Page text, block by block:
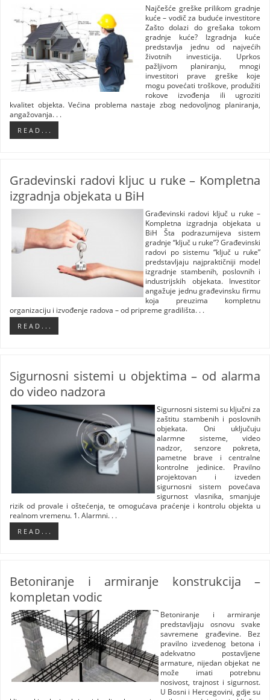
Najčešće greške prilikom gradnje
kuće – vodič za buduće investitore
Zašto dolazi do grešaka tokom
gradnje kuće? Izgradnja kuće
predstavlja jednu od najvećih
životnih investicija. Uprkos
pažljivom planiranju, mnogi
investitori prave greške koje
mogu povećati troškove, produžiti
rokove izvođenja ili ugroziti
kvalitet objekta. Većina problema nastaje zbog nedovoljnog planiranja,
angažovanja. . .
R E A D . . .
Gradevinski radovi kljuc u ruke – Kompletna
izgradnja objekata u BiH
Građevinski radovi ključ u ruke –
Kompletna izgradnja objekata u
BiH Šta podrazumijeva sistem
gradnje “ključ u ruke”? Građevinski
radovi po sistemu “ključ u ruke”
predstavljaju najpraktičniji model
izgradnje stambenih, poslovnih i
industrijskih objekata. Investitor
angažuje jednu građevinsku firmu
koja preuzima kompletnu
organizaciju i izvođenje radova – od pripreme gradilišta. . .
R E A D . . .
Sigurnosni sistemi u objektima – od alarma
do video nadzora
Sigurnosni sistemi su ključni za
zaštitu stambenih i poslovnih
objekata. Oni uključuju
alarmne sisteme, video
nadzor, senzore pokreta,
pametne brave i centralne
kontrolne jedinice. Pravilno
projektovan i izveden
sigurnosni sistem povećava
sigurnost vlasnika, smanjuje
rizik od provale i oštećenja, te omogućava praćenje i kontrolu objekta u
realnom vremenu. 1. Alarmni. . .
R E A D . . .
Betoniranje i armiranje konstrukcija –
kompletan vodic
Betoniranje i armiranje
predstavljaju osnovu svake
savremene građevine. Bez
pravilno izvedenog betona i
adekvatno postavljene
armature, nijedan objekat ne
može imati potrebnu
nosivost, trajnost i sigurnost.
U Bosni i Hercegovini, gdje su